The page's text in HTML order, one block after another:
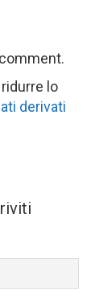
lo
derivati